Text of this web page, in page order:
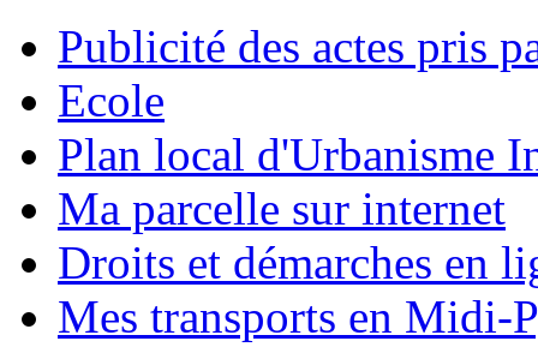
Publicité des actes pris
Ecole
Plan local d'Urbanisme
Ma parcelle sur internet
Droits et démarches en
Mes transports en Midi-